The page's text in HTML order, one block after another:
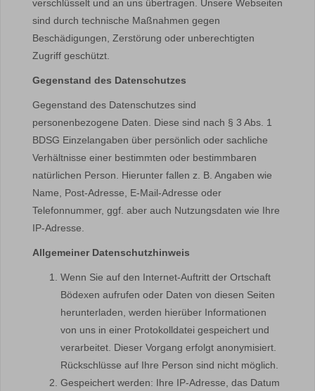
verschlüsselt und an uns übertragen. Unsere Webseiten
sind durch technische Maßnahmen gegen
Beschädigungen, Zerstörung oder unberechtigten
Zugriff geschützt.
Gegenstand des Datenschutzes
Gegenstand des Datenschutzes sind
personenbezogene Daten. Diese sind nach § 3 Abs. 1
BDSG Einzelangaben über persönlich oder sachliche
Verhältnisse einer bestimmten oder bestimmbaren
natürlichen Person. Hierunter fallen z. B. Angaben wie
Name, Post-Adresse, E-Mail-Adresse oder
Telefonnummer, ggf. aber auch Nutzungsdaten wie Ihre
IP-Adresse.
Allgemeiner Datenschutzhinweis
Wenn Sie auf den Internet-Auftritt der Ortschaft
Bödexen aufrufen oder Daten von diesen Seiten
herunterladen, werden hierüber Informationen
von uns in einer Protokolldatei gespeichert und
verarbeitet. Dieser Vorgang erfolgt anonymisiert.
Rückschlüsse auf Ihre Person sind nicht möglich.
Gespeichert werden: Ihre IP-Adresse, das Datum